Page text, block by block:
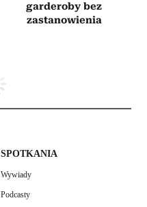
garderoby bez
zastanowienia
SPOTKANIA
Wywiady
Podcasty